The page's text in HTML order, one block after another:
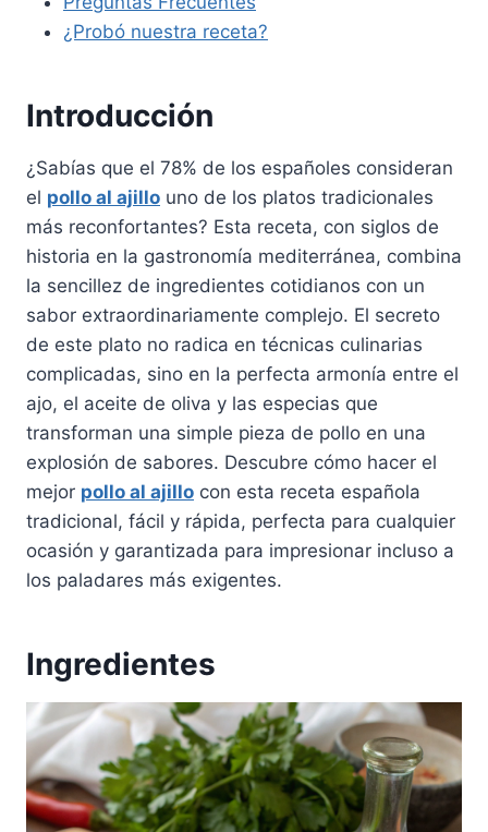
¿Probó nuestra receta?
Introducción
¿Sabías que el 78% de los españoles consideran
el pollo al ajillo uno de los platos tradicionales
más reconfortantes? Esta receta, con siglos de
historia en la gastronomía mediterránea, combina
la sencillez de ingredientes cotidianos con un
sabor extraordinariamente complejo. El secreto
de este plato no radica en técnicas culinarias
complicadas, sino en la perfecta armonía entre el
ajo, el aceite de oliva y las especias que
transforman una simple pieza de pollo en una
explosión de sabores. Descubre cómo hacer el
mejor pollo al ajillo con esta receta española
tradicional, fácil y rápida, perfecta para cualquier
ocasión y garantizada para impresionar incluso a
los paladares más exigentes.
Ingredientes